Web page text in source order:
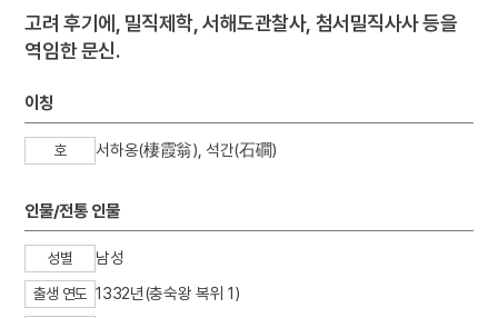
고려 후기에, 밀직제학, 서해도관찰사, 첨서밀직사사 등을
역임한 문신.
이칭
호 서하옹(棲霞翁), 석간(石磵)
인물/전통 인물
성별 남성
출생 연도 1332년(충숙왕 복위 1)